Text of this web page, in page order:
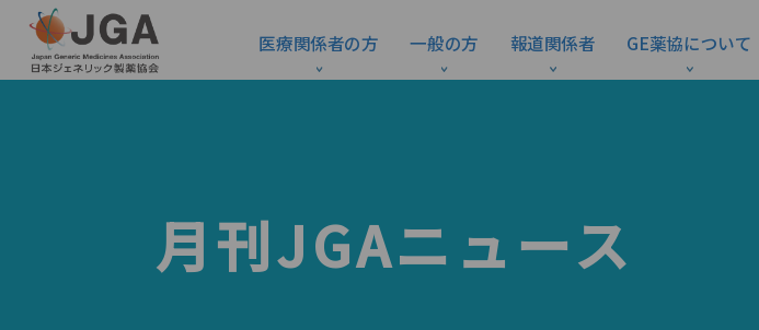
医療関係者の方 一般の方 報道関係者 GE薬協について
月刊JGAニュース